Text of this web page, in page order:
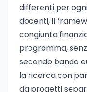
differenti per
docenti, il
congiunta
programma,
secondo bando
la ricerca con
da progetti